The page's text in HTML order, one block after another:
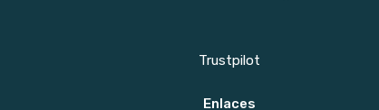
Trustpilot
Enlaces